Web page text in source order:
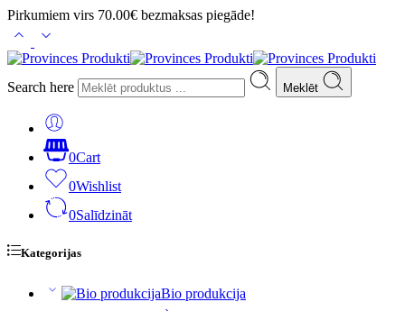
Pirkumiem virs 70.00€ bezmaksas piegāde!
Search here Meklēt
0Cart
0Wishlist
0Salīdzināt
Kategorijas
Bio produkcija